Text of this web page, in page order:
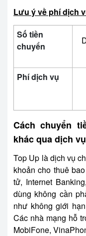
Lưu ý về phí dịch
Số tiền
chuyển
Phí dịch vụ
Cách chuyển
khác qua dịch
Top Up là dịch vụ
khoản cho thuê
tử, Internet
dùng không cần
như không giới
Các nhà mạng hỗ
MobiFone,